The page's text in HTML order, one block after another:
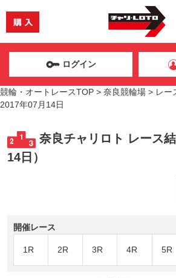
ログイン
競輪・オートレースTOP > 奈良競輪場 > レー
2017年07月14日
奈良チャリロト レース
14日）
開催レース
1R 2R 3R 4R 5R